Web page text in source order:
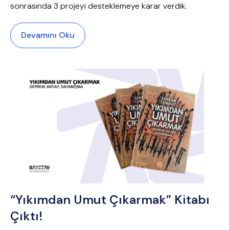
sonrasında 3 projeyi desteklemeye karar verdik.
Devamını Oku
“Yıkımdan Umut Çıkarmak” Kitabı
Çıktı!